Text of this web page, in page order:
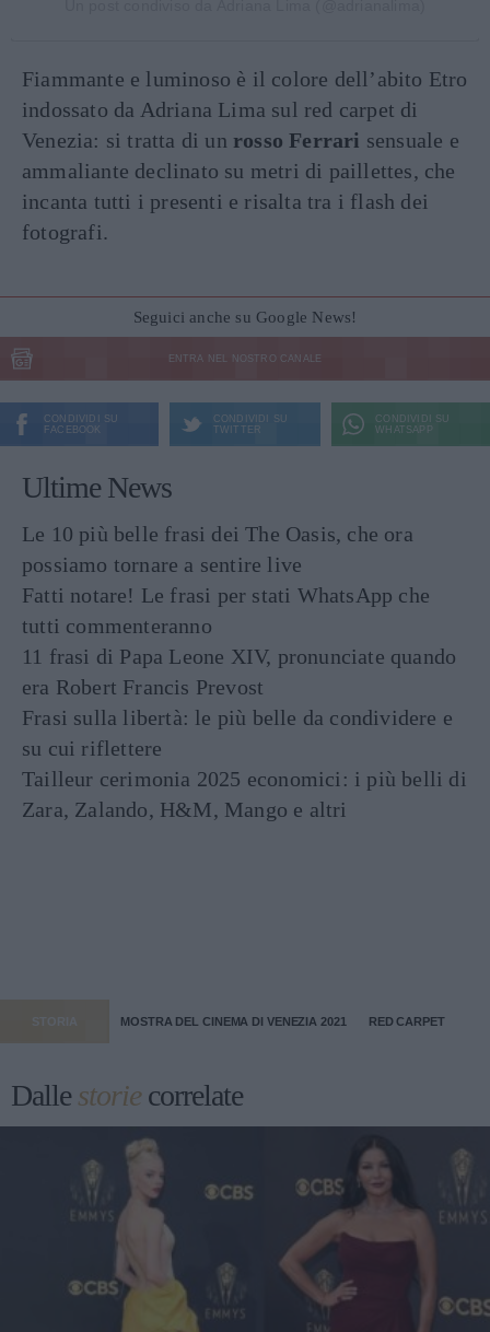
Fiammante e luminoso è il colore dell’abito Etro
indossato da Adriana Lima sul red carpet di
Venezia: si tratta di un rosso Ferrari sensuale e
ammaliante declinato su metri di paillettes, che
incanta tutti i presenti e risalta tra i flash dei
fotografi.
Seguici anche su Google News!
ENTRA NEL NOSTRO CANALE
CONDIVIDI SU
FACEBOOK
CONDIVIDI SU
TWITTER
CONDIVIDI SU
WHATSAPP
Ultime News
Le 10 più belle frasi dei The Oasis, che ora
possiamo tornare a sentire live
Fatti notare! Le frasi per stati WhatsApp che
tutti commenteranno
11 frasi di Papa Leone XIV, pronunciate quando
era Robert Francis Prevost
Frasi sulla libertà: le più belle da condividere e
su cui riflettere
Tailleur cerimonia 2025 economici: i più belli di
Zara, Zalando, H&M, Mango e altri
STORIA MOSTRA DEL CINEMA DI VENEZIA 2021 RED CARPET
Dallestoriecorrelate